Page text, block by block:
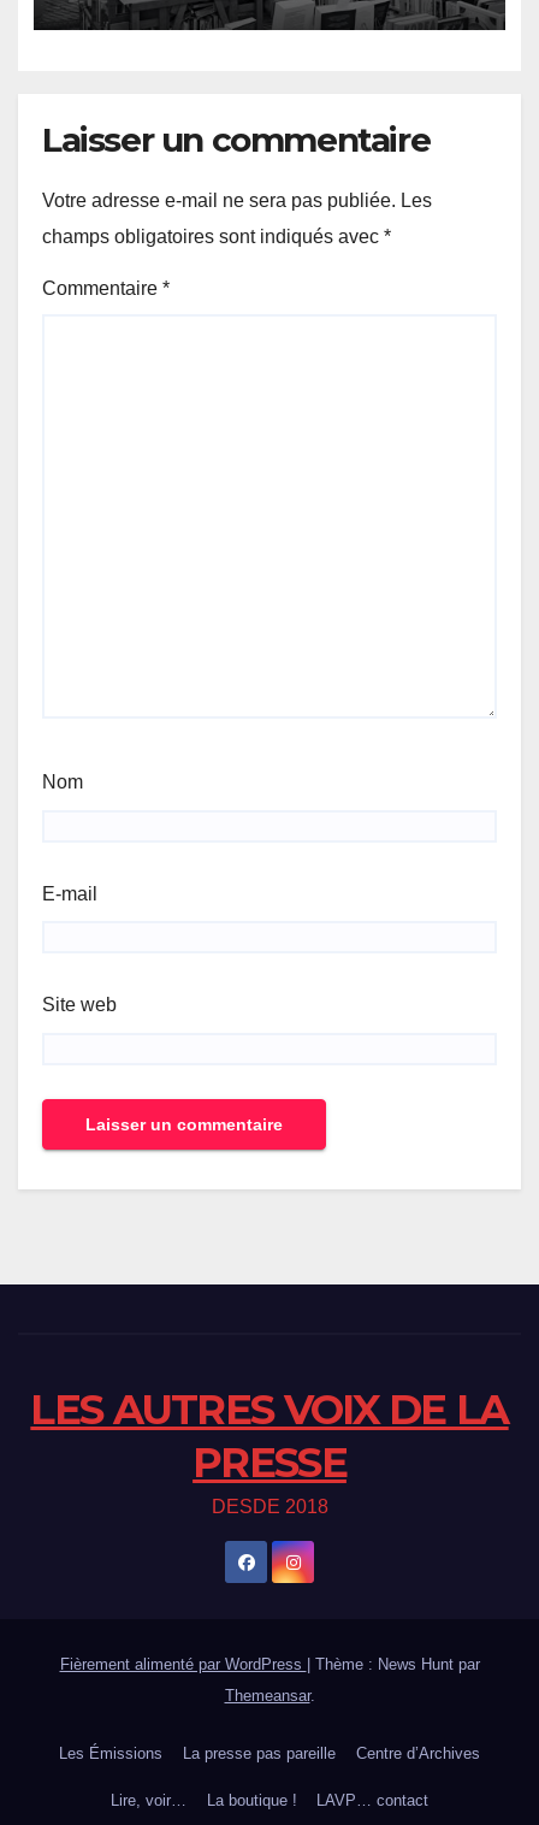
Laisser un commentaire
Votre adresse e-mail ne sera pas publiée. Les
champs obligatoires sont indiqués avec *
Commentaire *
Nom
E-mail
Site web
LES AUTRES VOIX DE LA
PRESSE
DESDE 2018
Fièrement alimenté par WordPress
Thème : News Hunt par
Themeansar.
Les Émissions La presse pas pareille Centre d’Archives
Lire, voir… La boutique ! LAVP… contact